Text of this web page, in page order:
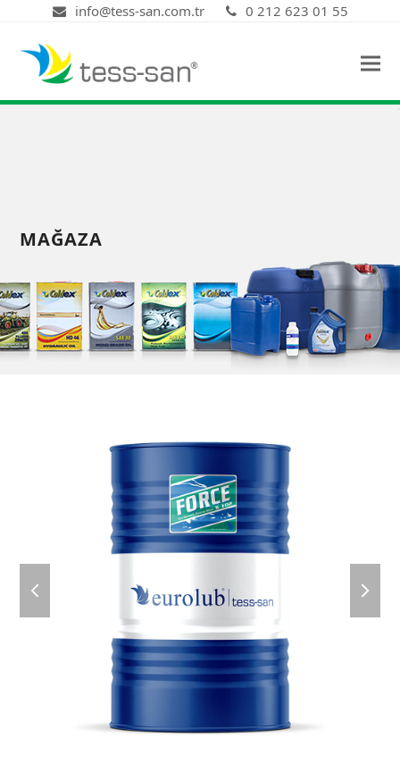
info@tess-san.com.tr 0 212 623 01 55
MAĞAZA
slide
slide